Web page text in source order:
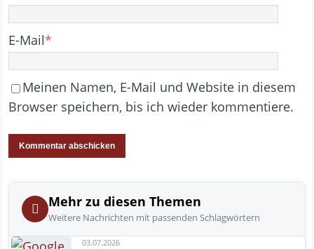
E-Mail*
Meinen Namen, E-Mail und Website in diesem
Browser speichern, bis ich wieder kommentiere.
Mehr zu diesen Themen
Weitere Nachrichten mit passenden Schlagwörtern
03.07.2026